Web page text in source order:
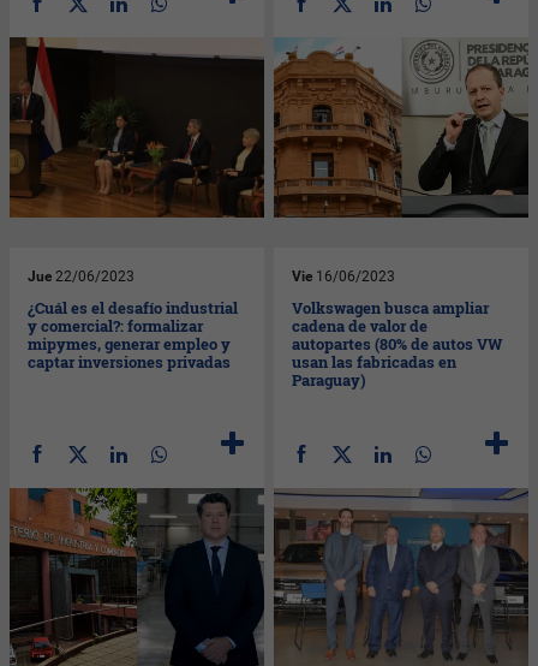
Jue 22/06/2023
¿Cuál es el desafío industrial
y comercial?: formalizar
mipymes, generar empleo y
captar inversiones privadas
Vie 16/06/2023
Volkswagen busca ampliar
cadena de valor de
autopartes (80% de autos VW
usan las fabricadas en
Paraguay)